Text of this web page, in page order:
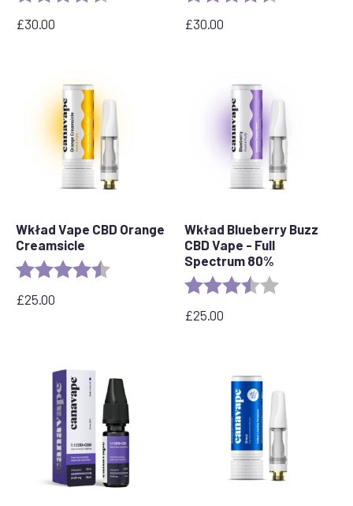
£30.00 £30.00
Wkład Vape CBD Orange
Creamsicle
Rating: 4.2 out of 5 stars
£25.00
Wkład Blueberry Buzz
CBD Vape - Full
Spectrum 80%
Rating:
£25.00